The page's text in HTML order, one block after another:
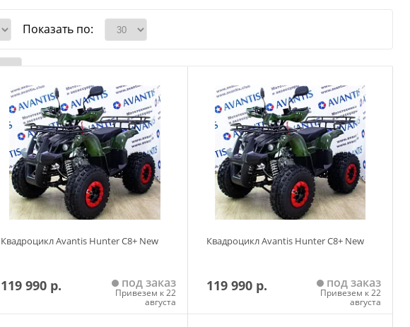
Показать по:
Квадроцикл Avantis Hunter C8+ New
119 990 р. под заказ
Привезем к 22
августа
Квадроцикл Avantis Hunter C8+ New
119 990 р. под заказ
Привезем к 22
августа